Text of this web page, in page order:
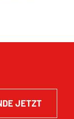
JETZT